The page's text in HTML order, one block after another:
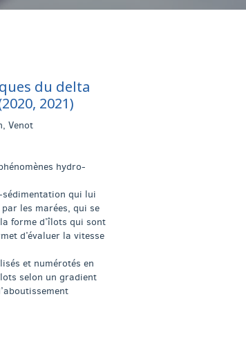
du delta
2021)
Venot
hydro-
sédimentation qui lui
les marées, qui se
forme d’îlots qui sont
d’évaluer la vitesse
et numérotés en
selon un gradient